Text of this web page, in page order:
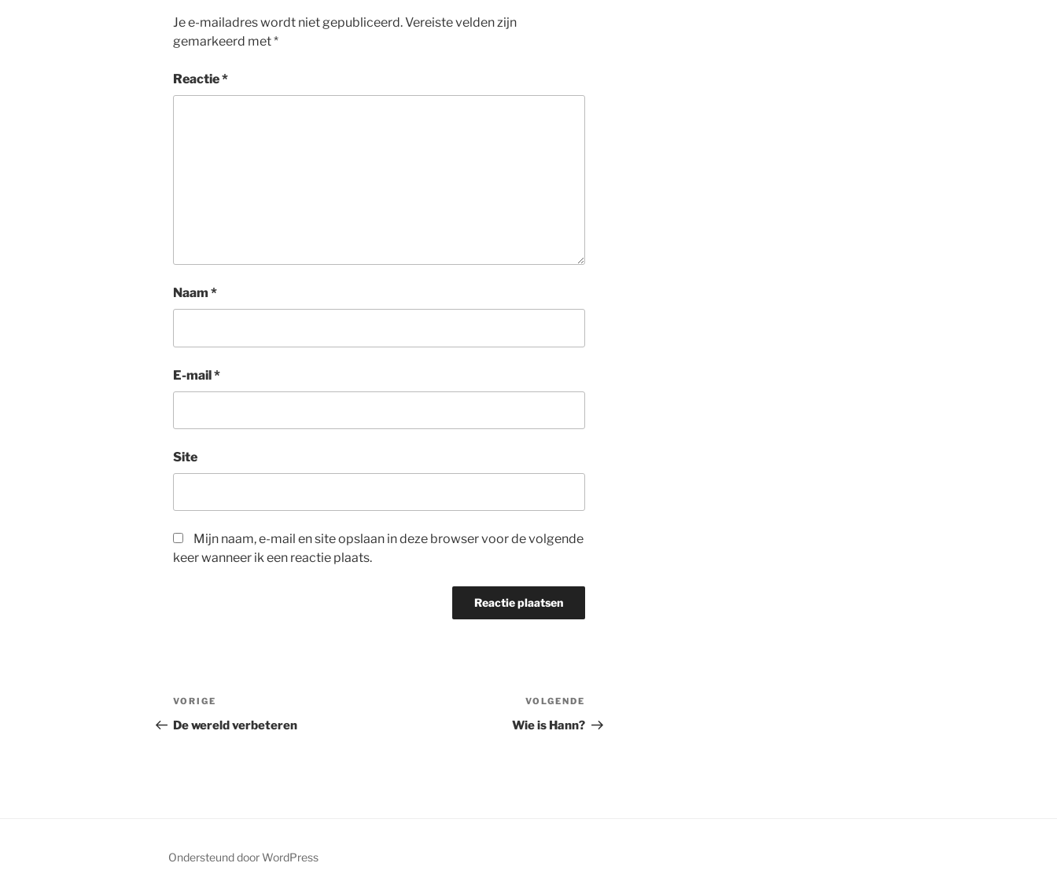
Je e-mailadres wordt niet gepubliceerd.Vereiste velden zijn
gemarkeerd met*
Reactie*
Naam *
E-mail*
Site
Mijn naam, e-mail en site opslaan in deze browser voor de volgende
keer wanneer ik een reactie plaats.
Bericht
navigatie
Vorig
bericht
VORIGE
De wereld verbeteren
bericht
VOLGENDE
Wie is Hann?
Ondersteund door WordPress